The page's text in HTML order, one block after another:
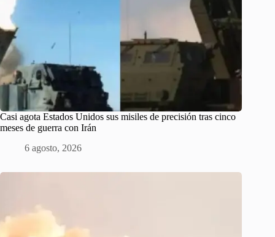
Casi agota Estados Unidos sus misiles de precisión tras cinco
meses de guerra con Irán
6 agosto, 2026